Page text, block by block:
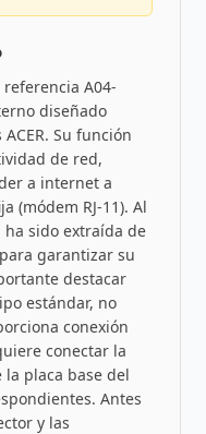
A04-
diseñado
Su función
de red,
a internet a
(módem RJ-11). Al
sido extraída de
garantizar su
destacar
estándar, no
conexión
conectar la
placa base del
Antes
y las